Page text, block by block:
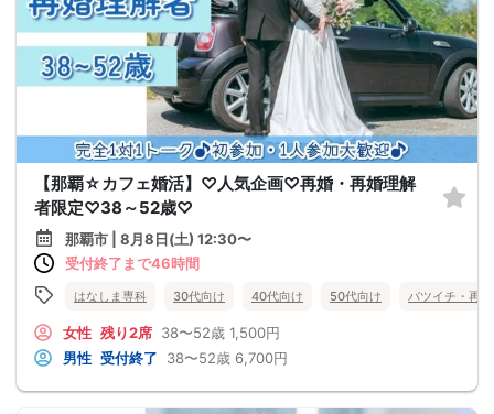
【那覇☆カフェ婚活】♡人気企画♡再婚・再婚理解
者限定♡38～52歳♡
那覇市 | 8月8日(土) 12:30〜
受付終了まで46時間
はなしま専科 30代向け 40代向け 50代向け バツイチ・再婚
女性 残り2席 38〜52歳 1,500円
男性 受付終了 38〜52歳 6,700円